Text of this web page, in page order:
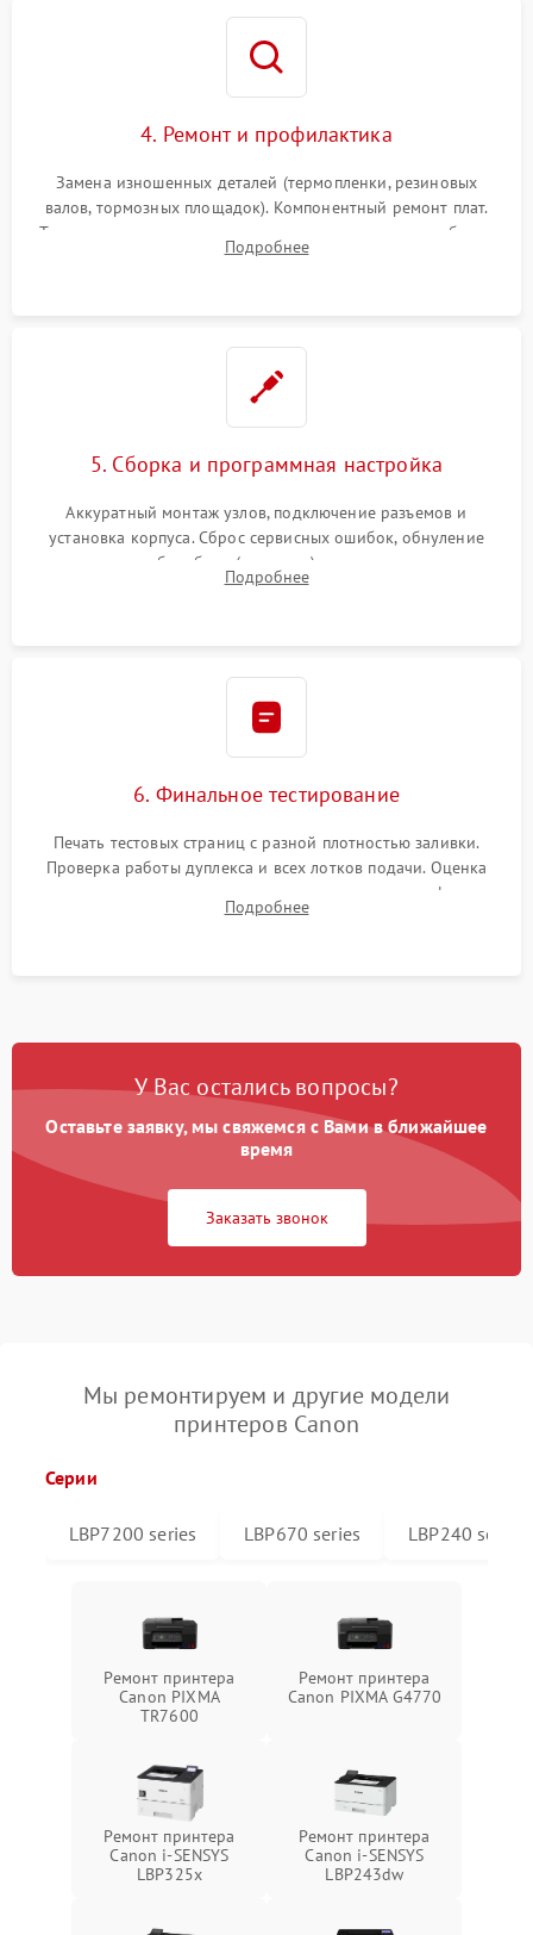
4. Ремонт и профилактика
Замена изношенных деталей (термопленки, резиновых
валов, тормозных площадок). Компонентный ремонт плат.
Тщательная очистка тракта печати, контактов и линз блока
лазера (LSU) от просыпанного тонера и пыли.
Подробнее
5. Сборка и программная настройка
Аккуратный монтаж узлов, подключение разъемов и
установка корпуса. Сброс сервисных ошибок, обнуление
счетчиков абсорбера (памперса) или узла переноса,
обновление прошивки и программная калибровка аппарата.
Подробнее
6. Финальное тестирование
Печать тестовых страниц с разной плотностью заливки.
Проверка работы дуплекса и всех лотков подачи. Оценка
качества запекания тонера и полное отсутствие дефектов
изображения перед выдачей готового устройства.
Подробнее
У Вас остались вопросы?
Оставьте заявку, мы свяжемся с Вами в ближайшее
время
Заказать звонок
Мы ремонтируем и другие модели
принтеров Canon
Серии
LBP7200 series LBP670 series LBP240 series
Ремонт принтера
Canon PIXMA
TR7600
Ремонт принтера
Canon PIXMA G4770
Ремонт принтера
Canon i-SENSYS
LBP325x
Ремонт принтера
Canon i-SENSYS
LBP243dw